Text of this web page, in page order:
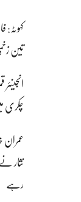
تین
چکری میں 16 افراد کا
عمران
نثار
رہے